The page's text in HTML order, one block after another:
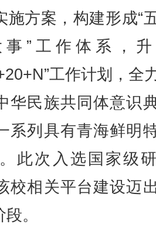
施方案，构建形成“
事”工作体系，
工作计划，全
华民族共同体意识
系列具有青海鲜明
此次入选国家级
校相关平台建设迈
。